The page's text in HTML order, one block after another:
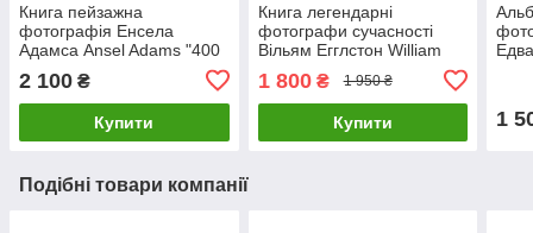
Книга пейзажна
фотографія Енсела
Адамса Ansel Adams "400
палітурка) книги для
фотографів
2 100 ₴
Купити
Книга легендарні
фотографи сучасності
Вільям Егглстон William
Eggleston's Guide книги з
фотографії
1 800₴ 1 950 ₴
Купити 1
Подібні товари компанії